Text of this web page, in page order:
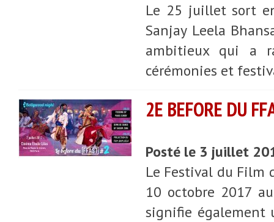
Le 25 juillet sort
Sanjay Leela
ambitieux qui a
cérémonies et
2E BEFORE DU
Posté le 3 juillet
Le Festival du Film
10 octobre 2017
signifie également